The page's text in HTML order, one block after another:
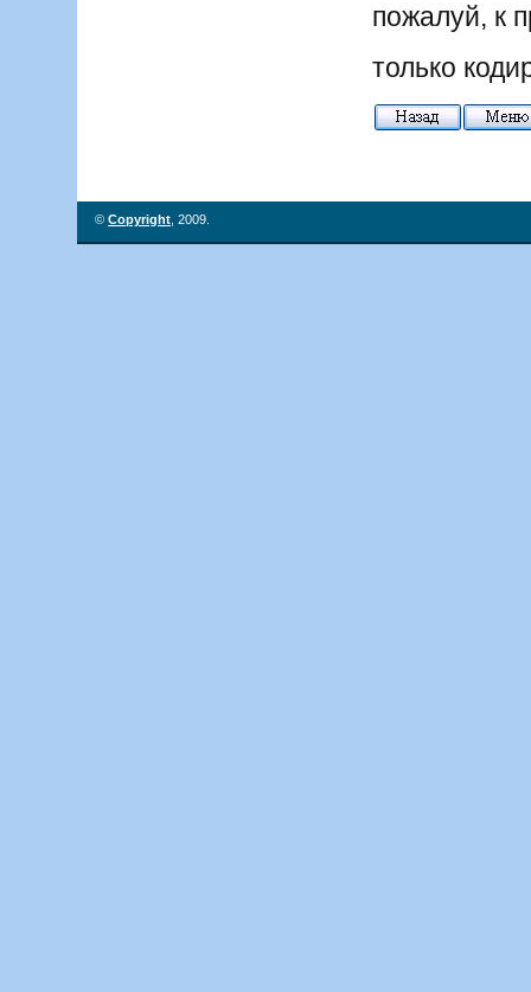
пожалуй, к
только
© Copyright , 2009.